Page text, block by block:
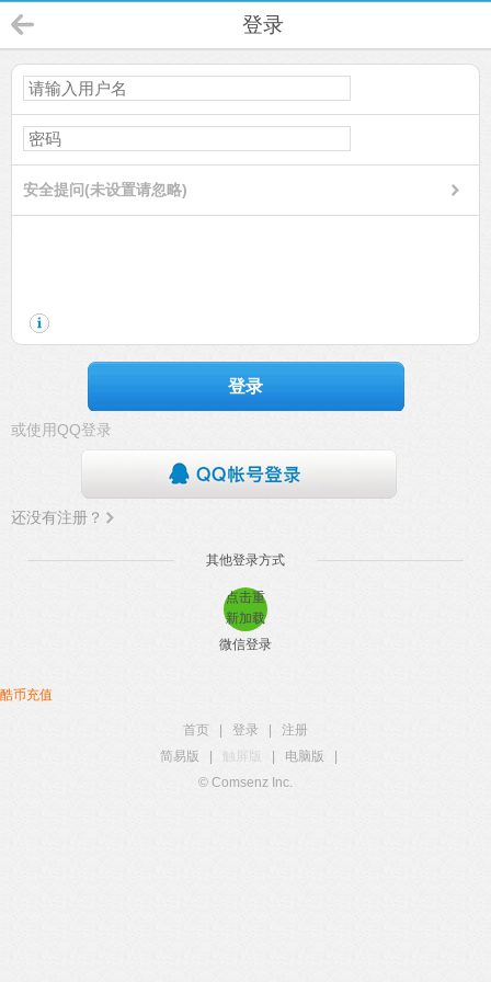
登录
安全提问(未设置请忽略)
登录
或使用QQ登录
还没有注册？
其他登录方式
点击重
新加载
微信登录
酷币充值
首页 登录
注册
简易版
触屏版 电脑版
© Comsenz Inc.